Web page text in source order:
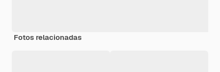
Fotos relacionadas